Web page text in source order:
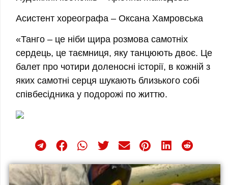
Асистент хореографа – Оксана Хамровська
«Танго – це ніби щира розмова самотніх
сердець, це таємниця, яку танцюють двоє. Це
балет про чотири доленосні історії, в кожній з
яких самотні серця шукають близького собі
співбесідника у подорожі по життю.